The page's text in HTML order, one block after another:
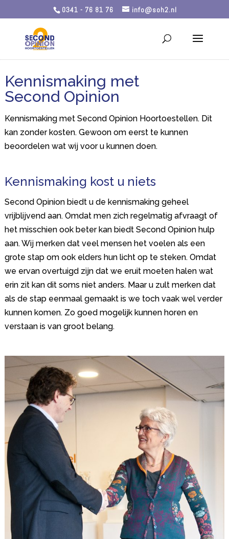
0341 - 76 81 76 info@soh2.nl
Kennismaking met
Second Opinion
Kennismaking met Second Opinion Hoortoestellen. Dit
kan zonder kosten. Gewoon om eerst te kunnen
beoordelen wat wij voor u kunnen doen.
Kennismaking kost u niets
Second Opinion biedt u de kennismaking geheel
vrijblijvend aan. Omdat men zich regelmatig afvraagt of
het misschien ook beter kan biedt Second Opinion hulp
aan. Wij merken dat veel mensen het voelen als een
grote stap om ook elders hun licht op te steken. Omdat
we ervan overtuigd zijn dat we eruit moeten halen wat
erin zit kan dit soms niet anders. Maar u zult merken dat
als de stap eenmaal gemaakt is we toch vaak wel verder
kunnen komen. Zo goed mogelijk kunnen horen en
verstaan is van groot belang.